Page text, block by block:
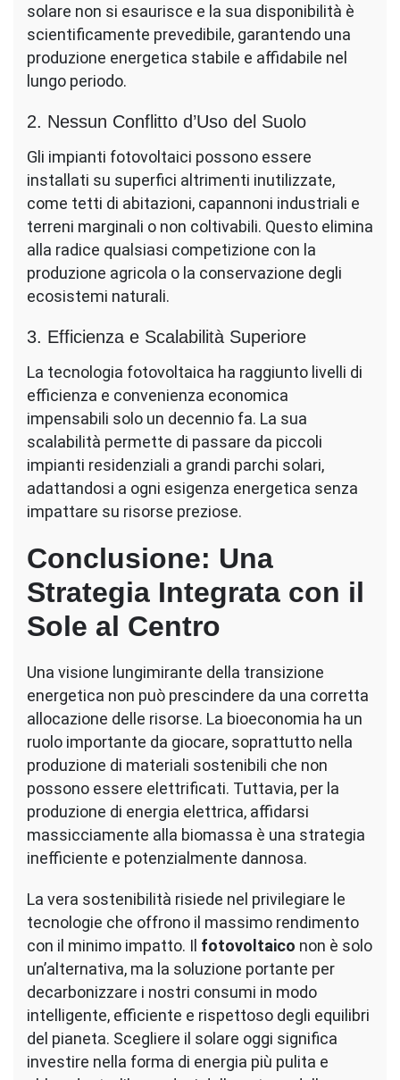
solare non si esaurisce e la sua disponibilità è
scientificamente prevedibile, garantendo una
produzione energetica stabile e affidabile nel
lungo periodo.
2. Nessun Conflitto d’Uso del Suolo
Gli impianti fotovoltaici possono essere
installati su superfici altrimenti inutilizzate,
come tetti di abitazioni, capannoni industriali e
terreni marginali o non coltivabili. Questo elimina
alla radice qualsiasi competizione con la
produzione agricola o la conservazione degli
ecosistemi naturali.
3. Efficienza e Scalabilità Superiore
La tecnologia fotovoltaica ha raggiunto livelli di
efficienza e convenienza economica
impensabili solo un decennio fa. La sua
scalabilità permette di passare da piccoli
impianti residenziali a grandi parchi solari,
adattandosi a ogni esigenza energetica senza
impattare su risorse preziose.
Conclusione: Una
Strategia Integrata con il
Sole al Centro
Una visione lungimirante della transizione
energetica non può prescindere da una corretta
allocazione delle risorse. La bioeconomia ha un
ruolo importante da giocare, soprattutto nella
produzione di materiali sostenibili che non
possono essere elettrificati. Tuttavia, per la
produzione di energia elettrica, affidarsi
massicciamente alla biomassa è una strategia
inefficiente e potenzialmente dannosa.
La vera sostenibilità risiede nel privilegiare le
tecnologie che offrono il massimo rendimento
con il minimo impatto. Il fotovoltaico non è solo
un’alternativa, ma la soluzione portante per
decarbonizzare i nostri consumi in modo
intelligente, efficiente e rispettoso degli equilibri
del pianeta. Scegliere il solare oggi significa
investire nella forma di energia più pulita e